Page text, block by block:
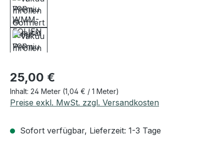
Regulärer Preis:
25,00 €
Inhalt: 24 Meter (1,04 € / 1 Meter)
Preise exkl. MwSt. zzgl. Versandkosten
Sofort verfügbar, Lieferzeit: 1-3 Tage